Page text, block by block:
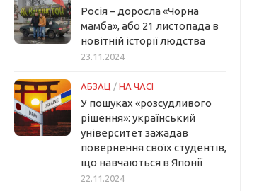
Росія – доросла «Чорна
мамба», або 21 листопада в
новітній історії людства
23.11.2024
АБЗАЦ / НА ЧАСІ
У пошуках «розсудливого
рішення»: український
університет зажадав
повернення своїх студентів,
що навчаються в Японії
22.11.2024